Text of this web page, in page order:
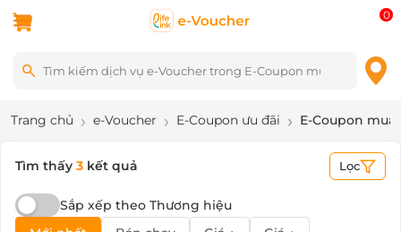
0
Trang chủ e-Voucher E-Coupon ưu đãi E-Coupon mua
Tìm thấy 3 kết quả Lọc
Sắp xếp theo Thương hiệu